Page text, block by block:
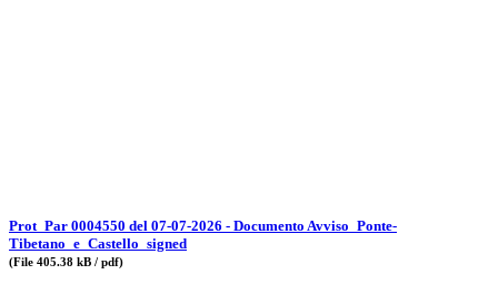
Prot_Par 0004550 del 07-07-2026 - Documento Avviso_Ponte-
Tibetano_e_Castello_signed
(File 405.38 kB / pdf)